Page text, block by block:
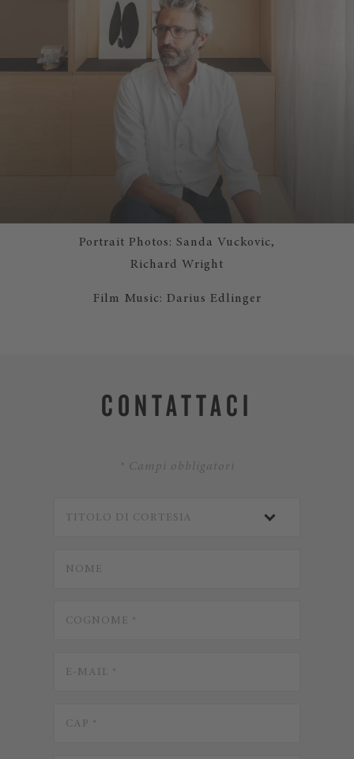
Portrait Photos: Sanda Vuckovic,
Richard Wright
Film Music: Darius Edlinger
CONTATTACI
* Campi obbligatori